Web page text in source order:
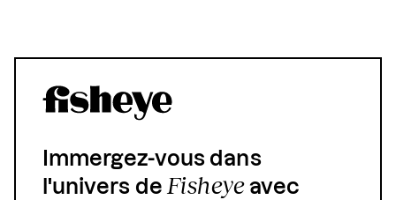
Immergez-vous dans
l'univers de Fisheyeavec